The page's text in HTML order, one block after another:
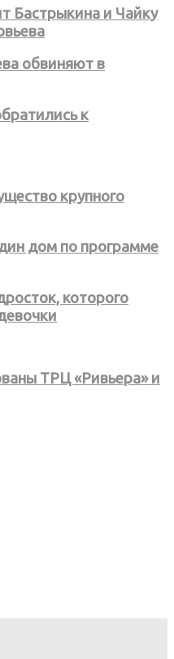
Бастрыкина и Чайку
обвиняют в
к
крупного
дом по программе
которого
ТРЦ «Ривьера» и